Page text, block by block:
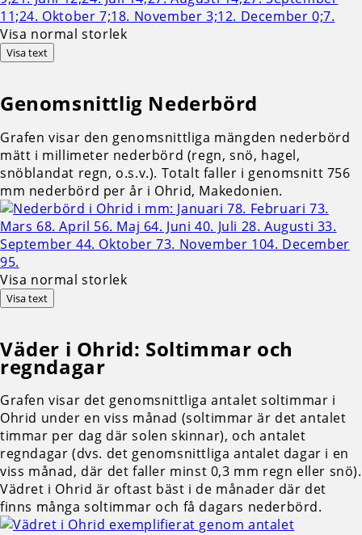
Visa normal storlek
Visa text
Genomsnittlig Nederbörd
Grafen visar den genomsnittliga mängden nederbörd
mätt i millimeter nederbörd (regn, snö, hagel,
snöblandat regn, o.s.v.). Totalt faller i genomsnitt 756
mm nederbörd per år i Ohrid, Makedonien.
Visa normal storlek
Visa text
Väder i Ohrid: Soltimmar och
regndagar
Grafen visar det genomsnittliga antalet soltimmar i
Ohrid under en viss månad (soltimmar är det antalet
timmar per dag där solen skinnar), och antalet
regndagar (dvs. det genomsnittliga antalet dagar i en
viss månad, där det faller minst 0,3 mm regn eller snö).
Vädret i Ohrid är oftast bäst i de månader där det
finns många soltimmar och få dagars nederbörd.